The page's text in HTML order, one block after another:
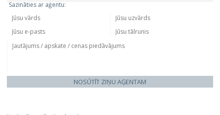
Sazināties ar aģentu:
NOSŪTĪT ZIŅU AĢENTAM